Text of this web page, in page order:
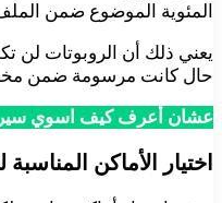
المئوية الموضوع ضمن
يعني ذلك أن الروبوتات لن
حال كانت مرسومة ضمن
عشان أعرف كيف اسوي سيره
اختيار الأماكن